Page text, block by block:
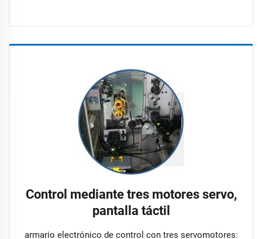
Control mediante tres motores servo,
pantalla táctil
armario electrónico de control con tres servomotores: